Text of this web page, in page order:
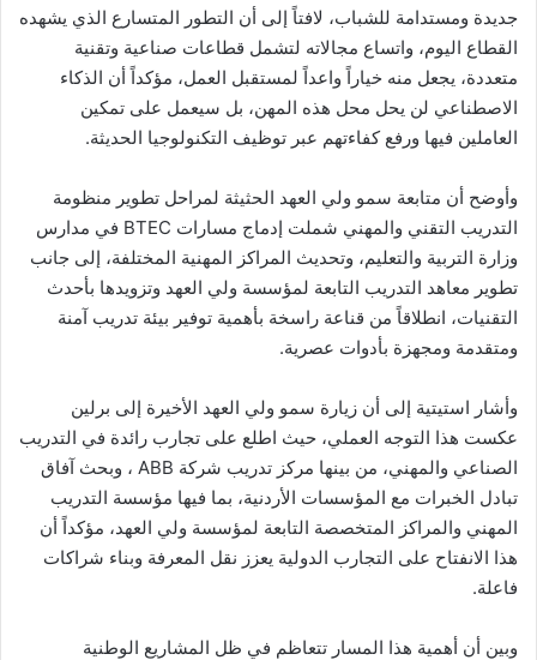
جديدة ومستدامة للشباب، لافتاً إلى أن التطور المتسارع الذي يشهده
القطاع اليوم، واتساع مجالاته لتشمل قطاعات صناعية وتقنية
متعددة، يجعل منه خياراً واعداً لمستقبل العمل، مؤكداً أن الذكاء
الاصطناعي لن يحل محل هذه المهن، بل سيعمل على تمكين
العاملين فيها ورفع كفاءتهم عبر توظيف التكنولوجيا الحديثة.
وأوضح أن متابعة سمو ولي العهد الحثيثة لمراحل تطوير منظومة
التدريب التقني والمهني شملت إدماج مسارات BTEC في مدارس
وزارة التربية والتعليم، وتحديث المراكز المهنية المختلفة، إلى جانب
تطوير معاهد التدريب التابعة لمؤسسة ولي العهد وتزويدها بأحدث
التقنيات، انطلاقاً من قناعة راسخة بأهمية توفير بيئة تدريب آمنة
ومتقدمة ومجهزة بأدوات عصرية.
وأشار استيتية إلى أن زيارة سمو ولي العهد الأخيرة إلى برلين
عكست هذا التوجه العملي، حيث اطلع على تجارب رائدة في التدريب
الصناعي والمهني، من بينها مركز تدريب شركة ABB ، وبحث آفاق
تبادل الخبرات مع المؤسسات الأردنية، بما فيها مؤسسة التدريب
المهني والمراكز المتخصصة التابعة لمؤسسة ولي العهد، مؤكداً أن
هذا الانفتاح على التجارب الدولية يعزز نقل المعرفة وبناء شراكات
فاعلة.
وبين أن أهمية هذا المسار تتعاظم في ظل المشاريع الوطنية